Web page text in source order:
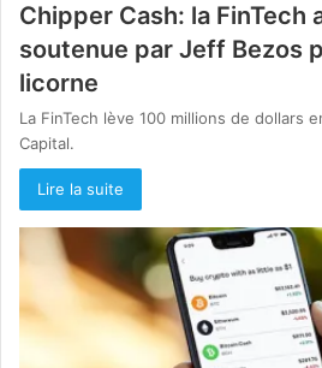
Chipper Cash: la FinTech
soutenue par Jeff Bezos
licorne
La FinTech lève 100 millions de dollars
Capital.
Lire la suite